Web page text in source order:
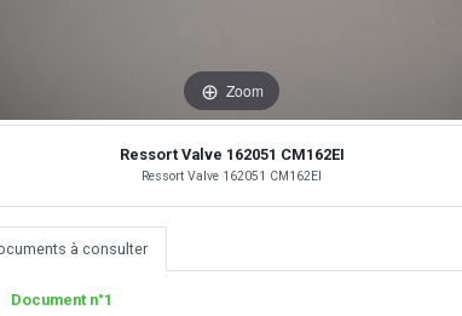
Zoom
Ressort Valve 162051 CM162EI
Ressort Valve 162051 CM162EI
à consulter
Document n°1